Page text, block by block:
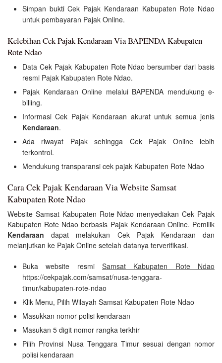
Simpan bukti Cek Pajak Kendaraan Kabupaten Rote Ndao
untuk pembayaran Pajak Online.
Kelebihan Cek Pajak Kendaraan Via BAPENDA Kabupaten
Rote Ndao
Data Cek Pajak Kabupaten Rote Ndao bersumber dari basis
resmi Pajak Kabupaten Rote Ndao.
Pajak Kendaraan Online melalui BAPENDA mendukung e-
billing.
Informasi Cek Pajak Kendaraan akurat untuk semua jenis
Kendaraan.
Ada riwayat Pajak sehingga Cek Pajak Online lebih
terkontrol.
Mendukung transparansi cek pajak Kabupaten Rote Ndao
Cara Cek Pajak Kendaraan Via Website Samsat
Kabupaten Rote Ndao
Website Samsat Kabupaten Rote Ndao menyediakan Cek Pajak
Kabupaten Rote Ndao berbasis Pajak Kendaraan Online. Pemilik
Kendaraan dapat melakukan Cek Pajak Kendaraan dan
melanjutkan ke Pajak Online setelah datanya terverifikasi.
Buka website resmi Samsat Kabupaten Rote Ndao
https://cekpajak.com/samsat/nusa-tenggara-
timur/kabupaten-rote-ndao
Klik Menu, Pilih Wilayah Samsat Kabupaten Rote Ndao
Masukkan nomor polisi kendaraan
Masukan 5 digit nomor rangka terkhir
Pilih Provinsi Nusa Tenggara Timur sesuai dengan nomor
polisi kendaraan